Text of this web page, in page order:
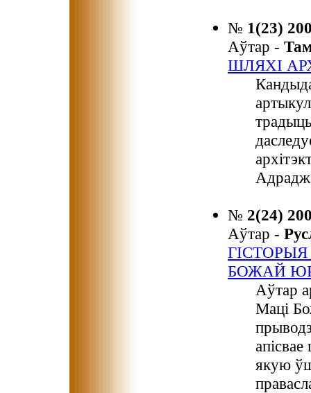
№ 1(23)
Аўтар -
ШЛЯХІ
№ 2(24)
Аўтар -
БОЖАЙ
Аўтар
Маці
якую